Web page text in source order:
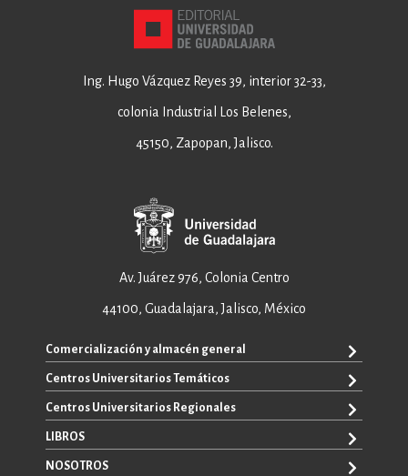
Ing. Hugo Vázquez Reyes 39, interior 32-33,
colonia Industrial Los Belenes,
45150, Zapopan, Jalisco.
Av. Juárez 976, Colonia Centro
44100, Guadalajara, Jalisco, México
Comercialización y almacén general
+52 33 3640 6326
+52 33 3640 4595
ventas@editorial.udg.mx
WhatsApp: +52 33 1433 6869
Centros Universitarios Temáticos
CUAAD
CUCEA
Centros Universitarios Regionales
CUALTOS
CUCHAPALA
LIBROS
TODOS LOS LIBROS
NOSOTROS